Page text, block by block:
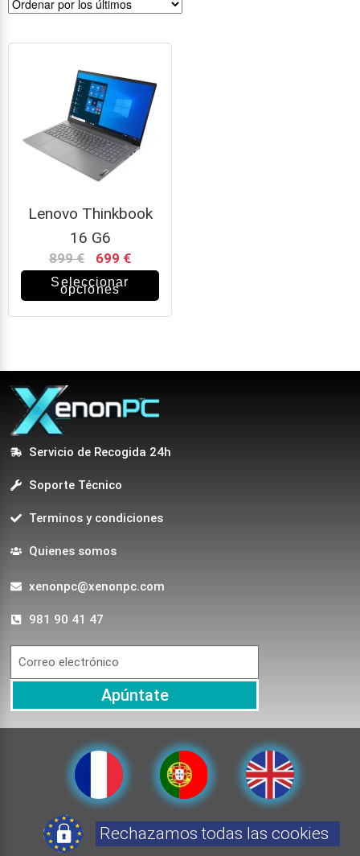
Lenovo Thinkbook
16 G6
899€ 699 €
Seleccionar
opciones
Servicio de Recogida 24h
Soporte Técnico
Terminos y condiciones
Quienes somos
xenonpc@xenonpc.com
981 90 41 47
Apúntate
Rechazamos todas las cookies